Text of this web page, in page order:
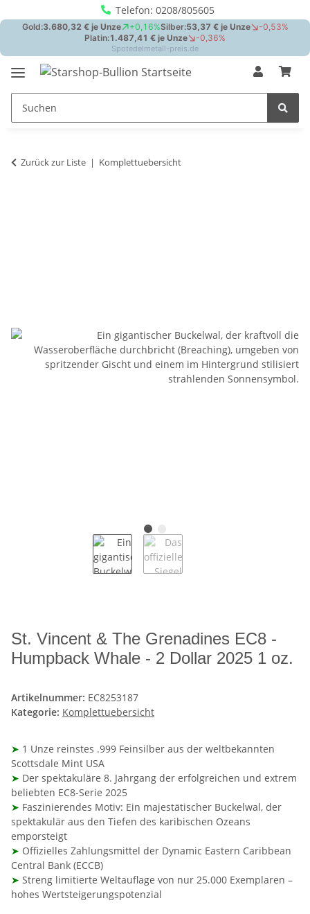
Telefon: 0208/805605
Zurück zur Liste Komplettuebersicht
St. Vincent & The Grenadines EC8 -
Humpback Whale - 2 Dollar 2025 1 oz.
Artikelnummer: EC8253187
Kategorie: Komplettuebersicht
➤ 1 Unze reinstes .999 Feinsilber aus der weltbekannten
Scottsdale Mint USA
➤ Der spektakuläre 8. Jahrgang der erfolgreichen und extrem
beliebten EC8-Serie 2025
➤ Faszinierendes Motiv: Ein majestätischer Buckelwal, der
spektakulär aus den Tiefen des karibischen Ozeans
emporsteigt
➤ Offizielles Zahlungsmittel der Dynamic Eastern Caribbean
Central Bank (ECCB)
➤ Streng limitierte Weltauflage von nur 25.000 Exemplaren –
hohes Wertsteigerungspotenzial